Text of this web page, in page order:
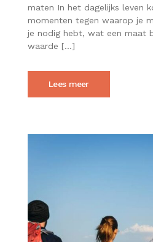
maten In het dagelijks leven
momenten tegen waarop je
je nodig hebt, wat een maat
waarde […]
Lees meer